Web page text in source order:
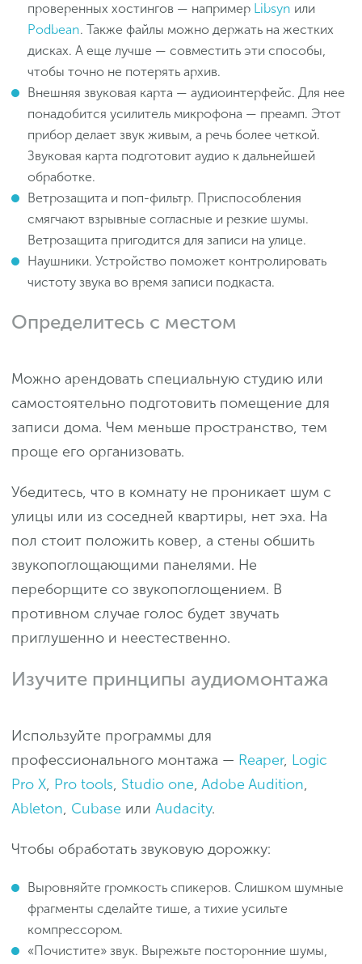
проверенных хостингов — например Libsyn или
Podbean. Также файлы можно держать на жестких
дисках. А еще лучше — совместить эти способы,
чтобы точно не потерять архив.
Внешняя звуковая карта — аудиоинтерфейс. Для нее
понадобится усилитель микрофона — преамп. Этот
прибор делает звук живым, а речь более четкой.
Звуковая карта подготовит аудио к дальнейшей
обработке.
Ветрозащита и поп-фильтр. Приспособления
смягчают взрывные согласные и резкие шумы.
Ветрозащита пригодится для записи на улице.
Наушники. Устройство поможет контролировать
чистоту звука во время записи подкаста.
Определитесь с местом
Можно арендовать специальную студию или
самостоятельно подготовить помещение для
записи дома. Чем меньше пространство, тем
проще его организовать.
Убедитесь, что в комнату не проникает шум с
улицы или из соседней квартиры, нет эха. На
пол стоит положить ковер, а стены обшить
звукопоглощающими панелями. Не
переборщите со звукопоглощением. В
противном случае голос будет звучать
приглушенно и неестественно.
Изучите принципы аудиомонтажа
Используйте программы для
профессионального монтажа — Reaper, Logic
Pro X, Pro tools, Studio one, Adobe Audition,
Ableton, Cubase или Audacity.
Чтобы обработать звуковую дорожку:
Выровняйте громкость спикеров. Слишком шумные
фрагменты сделайте тише, а тихие усильте
компрессором.
«Почистите» звук. Вырежьте посторонние шумы,